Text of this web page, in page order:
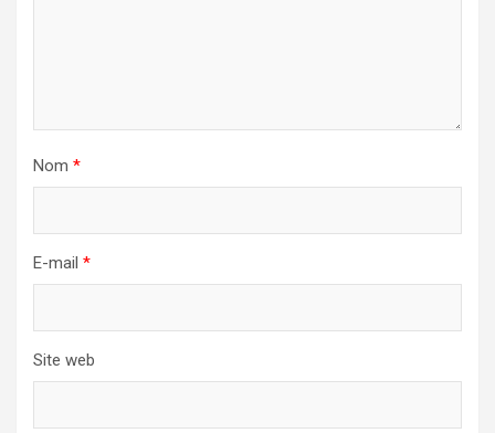
Nom *
E-mail *
Site web